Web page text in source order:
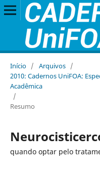
Início / Arquivos /
2010: Cadernos UniFOA:
Acadêmica
/
Resumo
quando optar pelo